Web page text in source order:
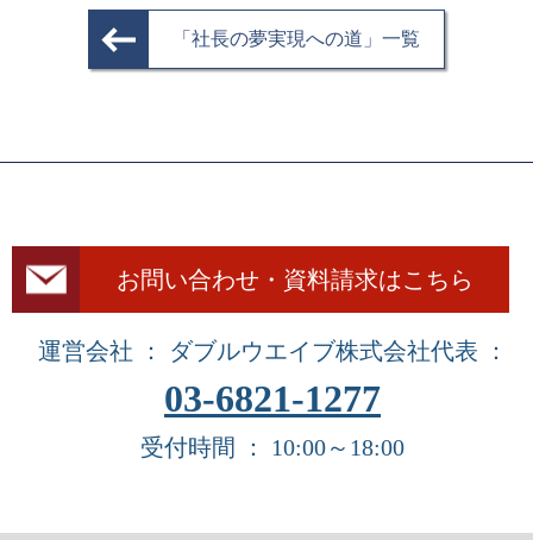
「社長の夢実現への道」一覧
お問い合わせ・資料請求はこちら
運営会社 ： ダブルウエイブ株式会社代表 ：
03-6821-1277
受付時間 ： 10:00～18:00